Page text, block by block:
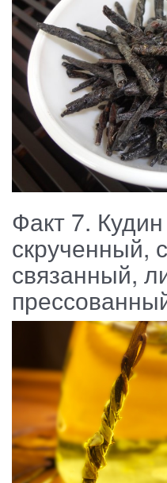
Факт 7.
скрученный,
связанный,